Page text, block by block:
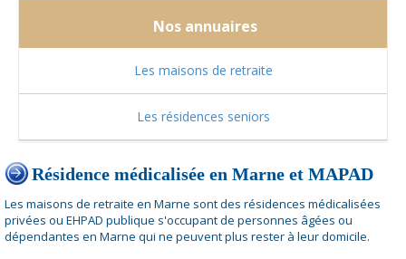
Nos annuaires
Les maisons de retraite
Les résidences seniors
Résidence médicalisée en Marne et MAPAD
Les maisons de retraite en Marne sont des résidences médicalisées
privées ou EHPAD publique s'occupant de personnes âgées ou
dépendantes en Marne qui ne peuvent plus rester à leur domicile.